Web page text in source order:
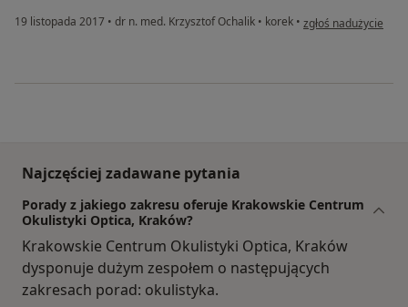
19 listopada 2017 • dr n. med. Krzysztof Ochalik • korek • w opinii użytkownika
zgłoś nadużycie
Najczęściej zadawane pytania
Porady z jakiego zakresu oferuje Krakowskie Centrum
Okulistyki Optica, Kraków?
Krakowskie Centrum Okulistyki Optica, Kraków
dysponuje dużym zespołem o następujących
zakresach porad: okulistyka.